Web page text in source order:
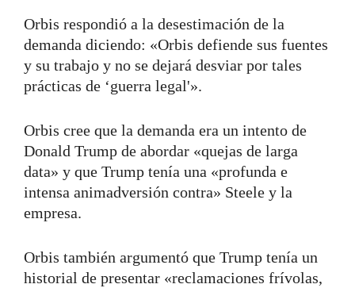
Orbis respondió a la desestimación de la
demanda diciendo: «Orbis defiende sus fuentes
y su trabajo y no se dejará desviar por tales
prácticas de ‘guerra legal'».
Orbis cree que la demanda era un intento de
Donald Trump de abordar «quejas de larga
data» y que Trump tenía una «profunda e
intensa animadversión contra» Steele y la
empresa.
Orbis también argumentó que Trump tenía un
historial de presentar «reclamaciones frívolas,